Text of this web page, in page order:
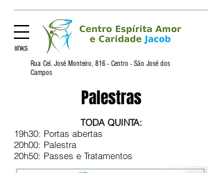
links
Rua Cel. José Monteiro, 816 - Centro - ​São José dos
Campos
Palestras
TODA QUINTA:
19h30: Portas abertas
20h00: Palestra
20h50: Passes e Tratamentos